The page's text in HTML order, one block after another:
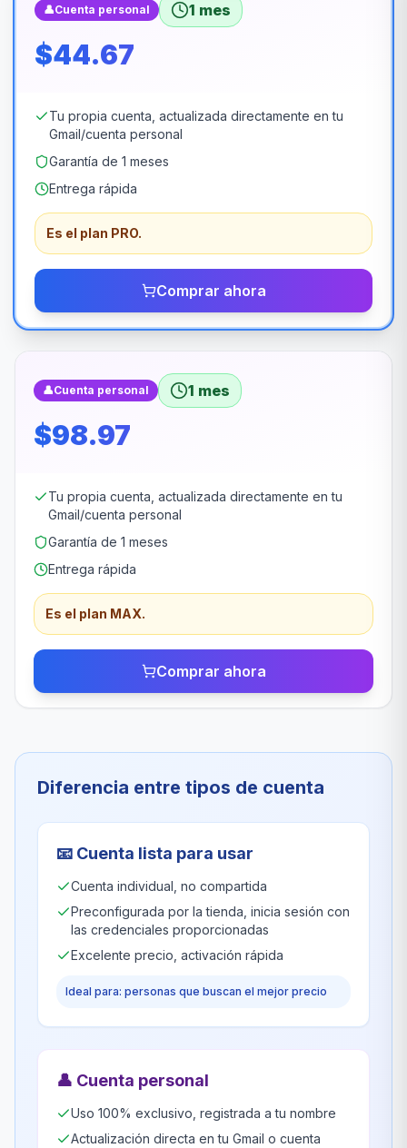
👤Cuenta personal 1 mes
$44.67
Tu propia cuenta, actualizada directamente en tu
Gmail/cuenta personal
Garantía de 1 meses
Entrega rápida
Es el plan PRO.
Comprar ahora
👤Cuenta personal 1 mes
$98.97
Tu propia cuenta, actualizada directamente en tu
Gmail/cuenta personal
Garantía de 1 meses
Entrega rápida
Es el plan MAX.
Comprar ahora
Diferencia entre tipos de cuenta
📧 Cuenta lista para usar
Cuenta individual, no compartida
Preconfigurada por la tienda, inicia sesión con
las credenciales proporcionadas
Excelente precio, activación rápida
Ideal para: personas que buscan el mejor precio
👤 Cuenta personal
Uso 100% exclusivo, registrada a tu nombre
Actualización directa en tu Gmail o cuenta